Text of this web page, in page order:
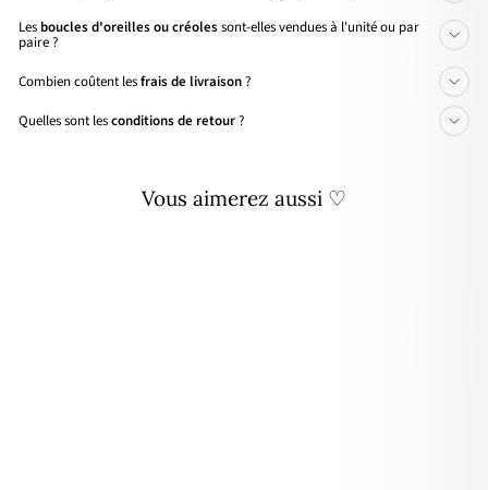
Les boucles d'oreilles ou créolessont-elles vendues à l'unité ou par
paire ?
Combien coûtent lesfrais de livraison?
Quelles sont lesconditions de retour?
Vous aimerez aussi ♡